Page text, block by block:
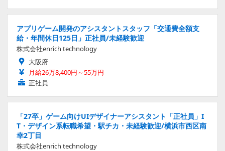
アプリゲーム開発のアシスタントスタッフ「交通費全額支
給・年間休日125日」正社員/未経験歓迎
株式会社enrich technology
大阪府
月給26万8,400円～55万円
正社員
「27卒」ゲーム向けUIデザイナーアシスタント「正社員」I
T・デザイン系転職希望・駅チカ・未経験歓迎/横浜市西区南
幸2丁目
株式会社enrich technology